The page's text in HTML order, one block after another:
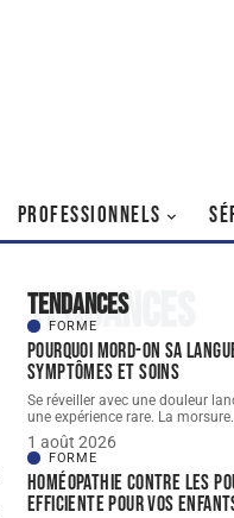
PROFESSIONNELS
Tendances
Tendances
FORME
Pourquoi mord-on sa
symptômes et soins
Se réveiller avec une douleur
une expérience rare. La morsure
1 août 2026
FORME
Homéopathie contre les
efficiente pour vos